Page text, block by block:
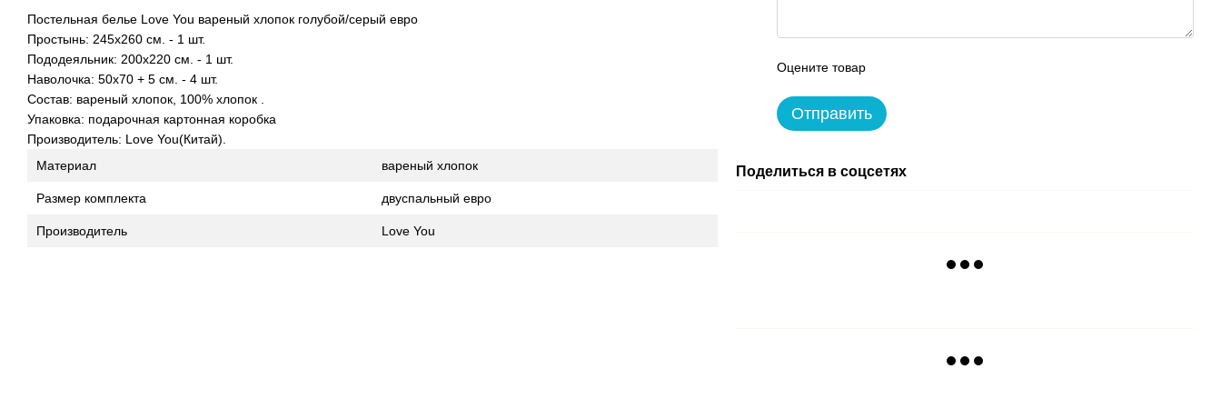
Постельная белье Love You вареный хлопок голубой/серый евро
Простынь: 245x260 см. - 1 шт.
Пододеяльник: 200x220 см. - 1 шт.
Наволочка: 50x70 + 5 см. - 4 шт.
Состав: вареный хлопок, 100% хлопок .
Упаковка: подарочная картонная коробка
Производитель: Love You(Китай).
Материал
вареный хлопок
Размер комплекта двуспальный евро
Производитель Love You
Оцените товар
Отправить
Поделиться в соцсетях